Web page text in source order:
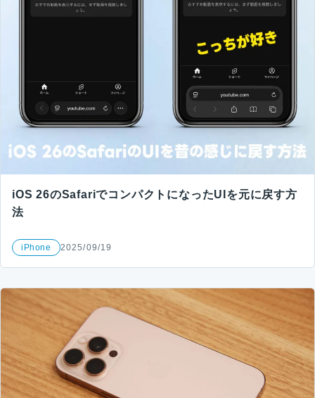
iOS 26のSafariでコンパクトになったUIを元に戻す方
法
iPhone 2025/09/19